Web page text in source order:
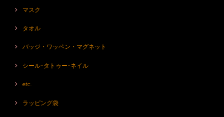
マスク
タオル
バッジ・ワッペン・マグネット
シール･タトゥー･ネイル
etc.
ラッピング袋